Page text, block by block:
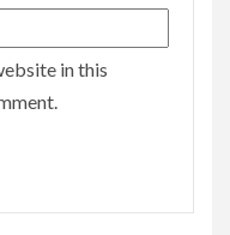
in this